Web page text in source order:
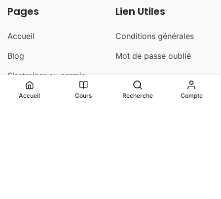
Pages
Accueil
Blog
S’entrainer au permis
Parcours d’examen
Lien Utiles
Conditions générales
Mot de passe oublié
Accueil Cours Recherche Compte